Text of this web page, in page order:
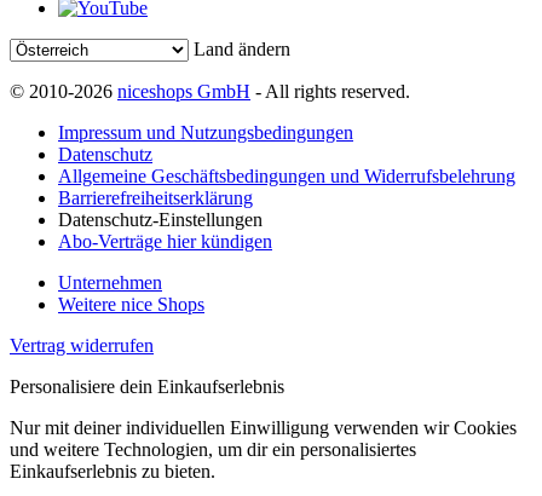
Land ändern
© 2010-2026 niceshops GmbH - All rights reserved.
Impressum und Nutzungsbedingungen
Datenschutz
Allgemeine Geschäftsbedingungen und Widerrufsbelehrung
Barrierefreiheitserklärung
Datenschutz-Einstellungen
Abo-Verträge hier kündigen
Unternehmen
Weitere nice Shops
Vertrag widerrufen
Personalisiere dein Einkaufserlebnis
Nur mit deiner individuellen Einwilligung verwenden wir Cookies
und weitere Technologien, um dir ein personalisiertes
Einkaufserlebnis zu bieten.